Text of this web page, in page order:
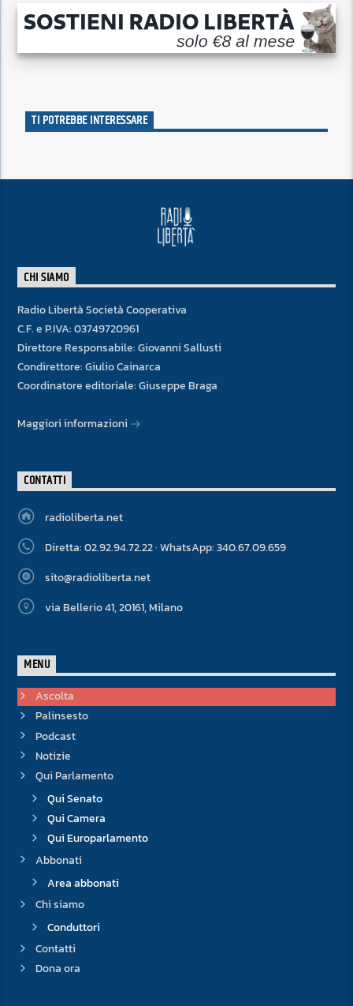
TI POTREBBE INTERESSARE
CHI SIAMO
Radio Libertà Società Cooperativa
C.F. e P.IVA: 03749720961
Direttore Responsabile: Giovanni Sallusti
Condirettore: Giulio Cainarca
Coordinatore editoriale: Giuseppe Braga
Maggiori informazioni
CONTATTI
radioliberta.net
Diretta: 02.92.94.72.22 · WhatsApp: 340.67.09.659
sito@radioliberta.net
via Bellerio 41, 20161, Milano
MENU
Ascolta
Palinsesto
Podcast
Notizie
Qui Parlamento
Qui Senato
Qui Camera
Qui Europarlamento
Abbonati
Area abbonati
Chi siamo
Conduttori
Contatti
Dona ora